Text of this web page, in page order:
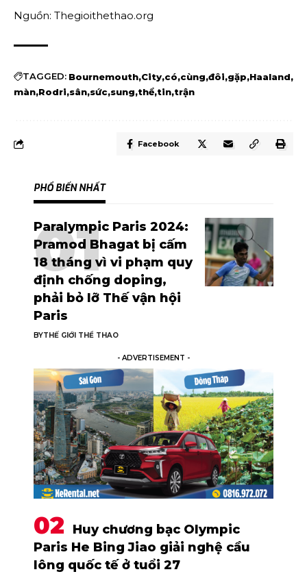
Nguồn: Thegioithethao.org
TAGGED: Bournemouth City có cùng đôi gặp Haaland
màn Rodri sân sức sung thể tin trận
Facebook
PHỔ BIẾN NHẤT
Paralympic Paris 2024:
Pramod Bhagat bị cấm
18 tháng vì vi phạm quy
định chống doping,
phải bỏ lỡ Thế vận hội
Paris
BYTHẾ GIỚI THỂ THAO
- ADVERTISEMENT -
Huy chương bạc Olympic
Paris He Bing Jiao giải nghệ cầu
lông quốc tế ở tuổi 27